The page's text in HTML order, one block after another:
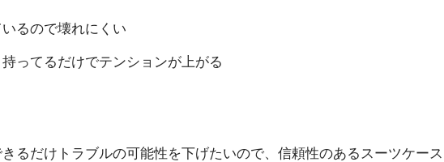
るので壊れにくい
ってるだけでテンションが上がる
るだけトラブルの可能性を下げたいので、信頼性のあるスーツケース